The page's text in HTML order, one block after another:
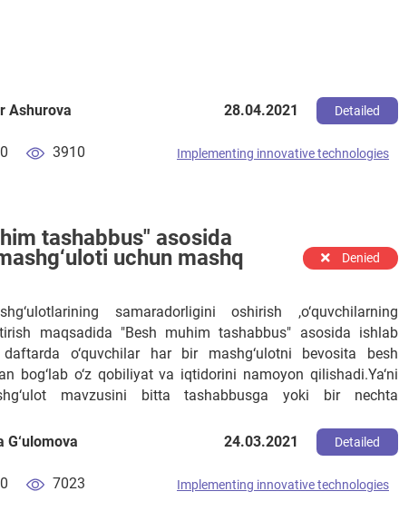
Ashurova 28.04.2021 Detailed
0 3910 Implementing innovative technologies
tashabbus" asosida
uchun mashq Denied
samaradorligini oshirish ,o‘quvchilarning
maqsadida "Besh muhim tashabbus" asosida ishlab
o‘quvchilar har bir mashg‘ulotni bevosita besh
bog‘lab o‘z qobiliyat va iqtidorini namoyon qilishadi.Ya‘ni
mavzusini bitta tashabbusga yoki bir nechta
ijodiy yondoshishga undaydi
24.03.2021 Detailed
0 7023 Implementing innovative technologies